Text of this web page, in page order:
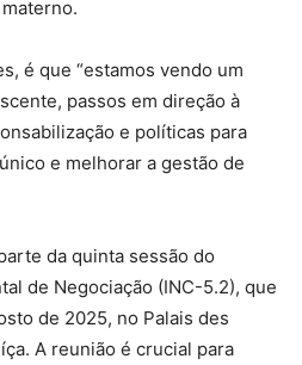
é que “estamos vendo um
passos em direção à
e políticas para
e melhorar a gestão de
da quinta sessão do
de Negociação (INC-5.2), que
de 2025, no Palais des
A reunião é crucial para